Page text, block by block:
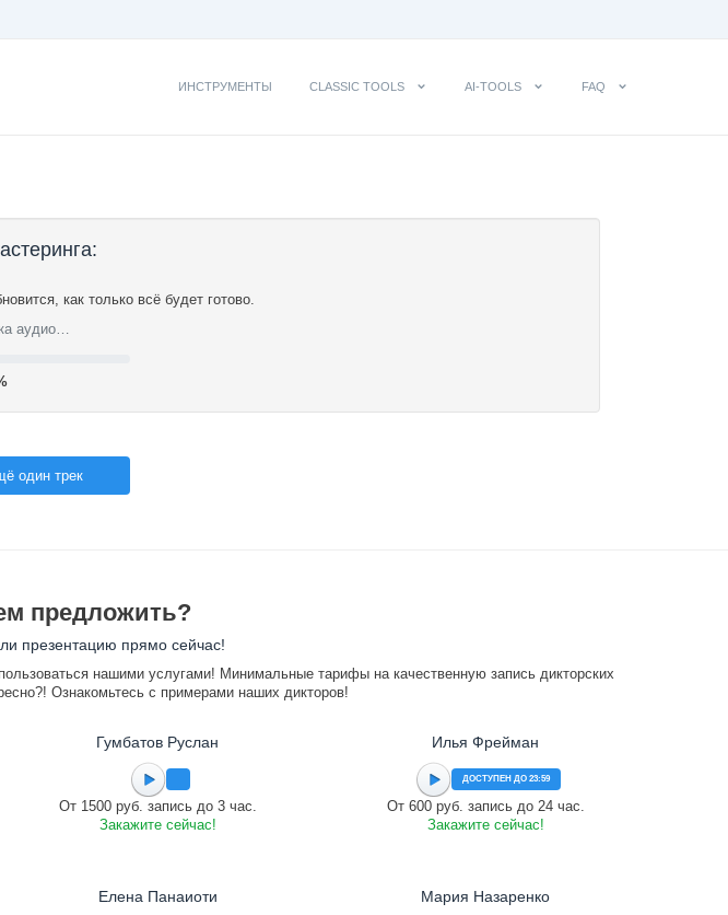
ИНСТРУМЕНТЫ CLASSIC TOOLS AI-TOOLS FAQ
как только всё будет готово.
аудио…
один трек
предложить?
презентацию прямо сейчас!
нашими услугами! Минимальные тарифы на качественную запись дикторских
Ознакомьтесь с примерами наших дикторов!
Гумбатов Руслан
От 1500 руб. запись до 3 час.
Закажите сейчас!
Илья Фрейман
ДОСТУПЕН ДО 23:59
От 600 руб. запись до 24 час.
Закажите сейчас!
Елена Панаиоти Мария Назаренко